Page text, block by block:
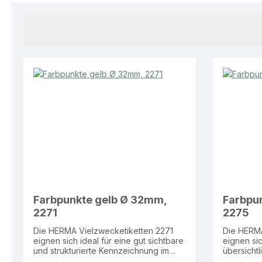
Farbpunkte gelb Ø 32mm,
2271
Die HERMA Vielzwecketiketten 2271
eignen sich ideal für eine gut sichtbare
und strukturierte Kennzeichnung im
2275
Die
eignen